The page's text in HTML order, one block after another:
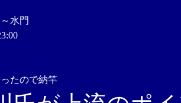
水門
たので納竿